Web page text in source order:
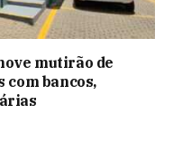
mutirão de
com bancos,